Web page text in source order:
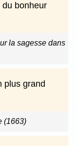
bonheur
la sagesse dans
plus grand
(1663)